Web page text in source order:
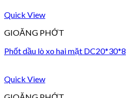
Quick View
GIOĂNG PHỚT
Phốt dầu lò xo hai mặt DC20*30*8
Quick View